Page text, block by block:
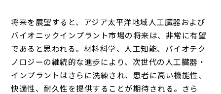
将来を展望すると、アジア太平洋地域人工臓器および
バイオニックインプラント市場の将来は、非常に有望
であると思われる。材料科学、人工知能、バイオテク
ノロジーの継続的な進歩により、次世代の人工臓器・
インプラントはさらに洗練され、患者に高い機能性、
快適性、耐久性を提供することが期待される。さら